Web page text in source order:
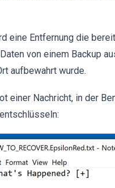
eine Entfernung die
von einem Backup
aufbewahrt wurde.
einer Nachricht, in der